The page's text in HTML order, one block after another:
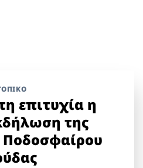
επιτυχία η
της